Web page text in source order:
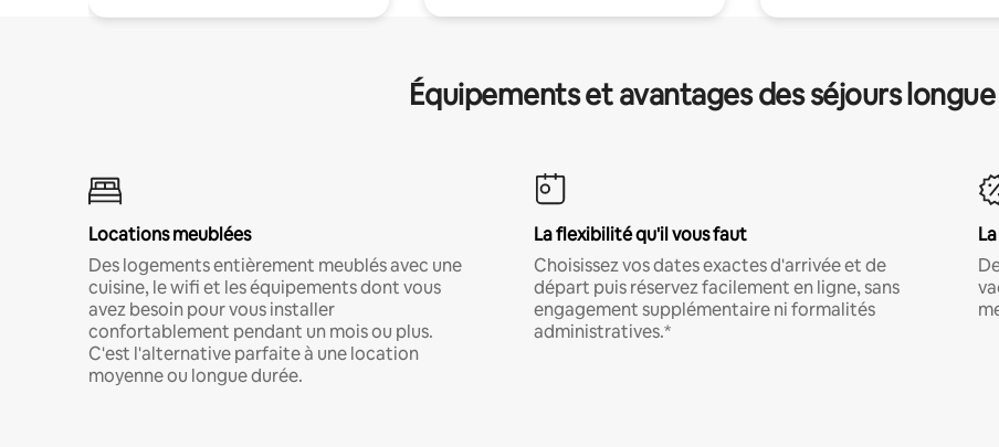
Équipements et avantages des séjours
Locations meublées
Des logements entièrement meublés avec une
cuisine, le wifi et les équipements dont vous
avez besoin pour vous installer
confortablement pendant un mois ou plus.
C'est l'alternative parfaite à une location
moyenne ou longue durée.
La flexibilité qu'il vous faut
Choisissez vos dates exactes d'arrivée et de
départ puis réservez facilement en ligne, sans
engagement supplémentaire ni formalités
administratives.*